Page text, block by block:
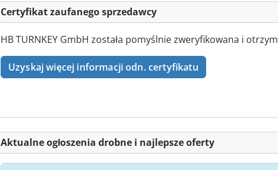
Certyfikat zaufanego sprzedawcy
HB TURNKEY GmbH została pomyślnie zweryfikowana i
Uzyskaj więcej informacji odn. certyfikatu
Aktualne ogłoszenia drobne i najlepsze oferty